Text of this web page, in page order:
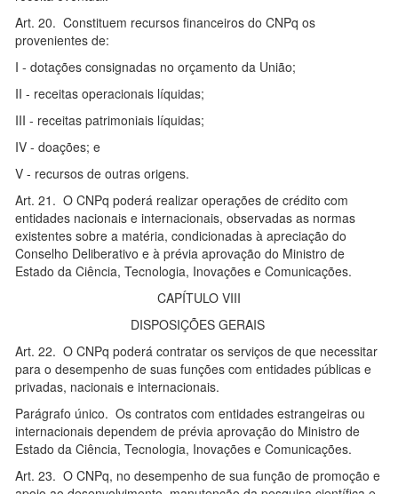
Art. 20. Constituem recursos financeiros do CNPq os
provenientes de:
I - dotações consignadas no orçamento da União;
II - receitas operacionais líquidas;
III - receitas patrimoniais líquidas;
IV - doações; e
V - recursos de outras origens.
Art. 21. O CNPq poderá realizar operações de crédito com
entidades nacionais e internacionais, observadas as normas
existentes sobre a matéria, condicionadas à apreciação do
Conselho Deliberativo e à prévia aprovação do Ministro de
Estado da Ciência, Tecnologia, Inovações e Comunicações.
CAPÍTULO VIII
DISPOSIÇÕES GERAIS
Art. 22. O CNPq poderá contratar os serviços de que necessitar
para o desempenho de suas funções com entidades públicas e
privadas, nacionais e internacionais.
Parágrafo único. Os contratos com entidades estrangeiras ou
internacionais dependem de prévia aprovação do Ministro de
Estado da Ciência, Tecnologia, Inovações e Comunicações.
Art. 23. O CNPq, no desempenho de sua função de promoção e